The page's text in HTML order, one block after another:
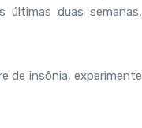
últimas duas semanas,
de insônia, experimente